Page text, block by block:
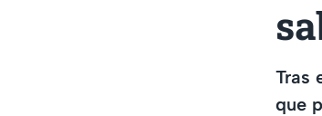
Tras
que